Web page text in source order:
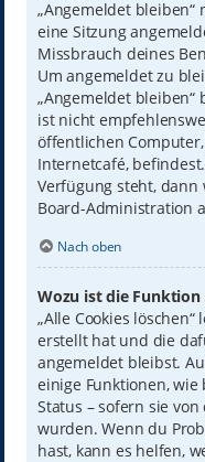
„Angemeldet
eine Sitzung
Missbrauch deines
Um angemeldet zu
„Angemeldet bleiben“
ist nicht
öffentlichen
Internetcafé,
Verfügung steht,
Board-Administration
Nach oben
Wozu ist die Funktion
„Alle Cookies
erstellt hat und die
angemeldet bleibst.
einige Funktionen, wie
Status – sofern sie
wurden. Wenn du
hast, kann es helfen,